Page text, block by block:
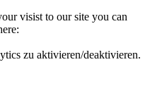
visist to our site you can
zu aktivieren/deaktivieren.